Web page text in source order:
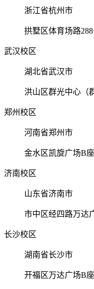
浙江省杭州市
拱墅区体育场路
武汉校区
湖北省武汉市
洪山区群光中心（
郑州校区
河南省郑州市
金水区凯旋广场B
济南校区
山东省济南市
市中区经四路万达
长沙校区
湖南省长沙市
开福区万达广场B